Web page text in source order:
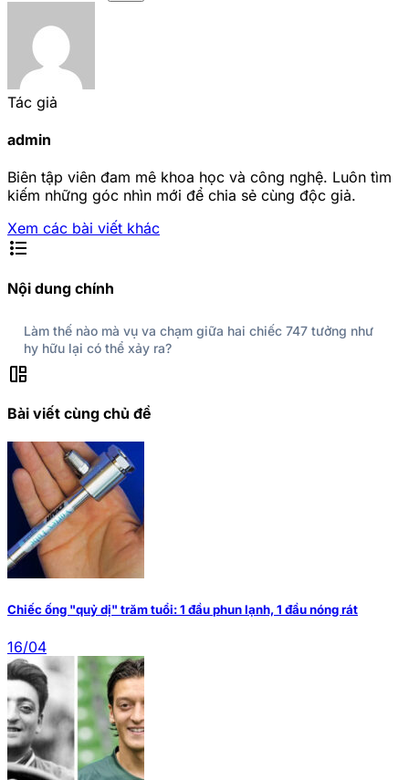
Tác giả
admin
Biên tập viên đam mê khoa học và công nghệ. Luôn tìm
kiếm những góc nhìn mới để chia sẻ cùng độc giả.
Xem các bài viết khác
format_list_bulleted
Nội dung chính
Làm thế nào mà vụ va chạm giữa hai chiếc 747 tưởng như
hy hữu lại có thể xảy ra?
auto_awesome_mosaic
Bài viết cùng chủ đề
Chiếc ống "quỷ dị" trăm tuổi: 1 đầu phun lạnh, 1 đầu nóng rát
16/04